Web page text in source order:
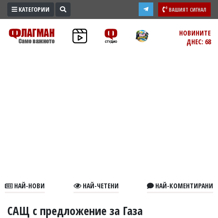
ПРОМО
ЗОНА
В
КАТЕГОРИИ ВАШИЯТ СИГНАЛ
НОВИНИТЕ
ДНЕС: 68
НАЙ-НОВИ НАЙ-ЧЕТЕНИ НАЙ-КОМЕНТИРАНИ
САЩ с предложение за Газа